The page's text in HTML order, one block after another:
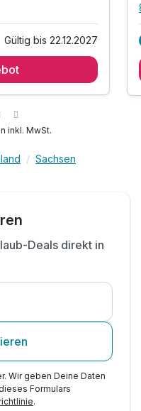
Getränke inklusive
23 Uhr
Saunen
Billiard & Dart
App
Gültig bis 22.12.2027
inkl. MwSt.
Sachsen
Deals direkt in
Wir geben Deine Daten
Formulars
.